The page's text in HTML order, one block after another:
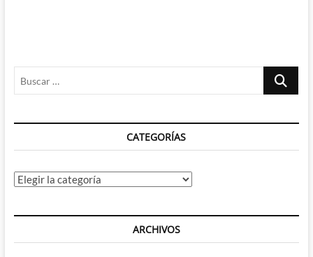
Buscar
CATEGORÍAS
Categorías
ARCHIVOS